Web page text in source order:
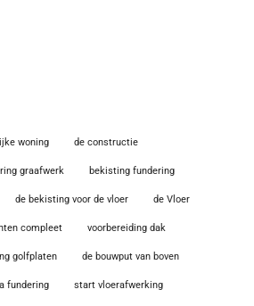
woning de constructie
graafwerk bekisting fundering
de bekisting voor de vloer de Vloer
compleet voorbereiding dak
golfplaten de bouwput van boven
fundering start vloerafwerking